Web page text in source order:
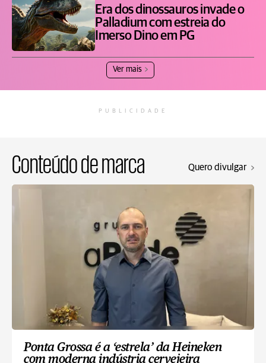
Era dos dinossauros invade o
Palladium com estreia do
Imerso Dino em PG
Ver mais
PUBLICIDADE
Conteúdo de marca Quero divulgar
Ponta Grossa é a ‘estrela’ da Heineken
com moderna indústria cervejeira